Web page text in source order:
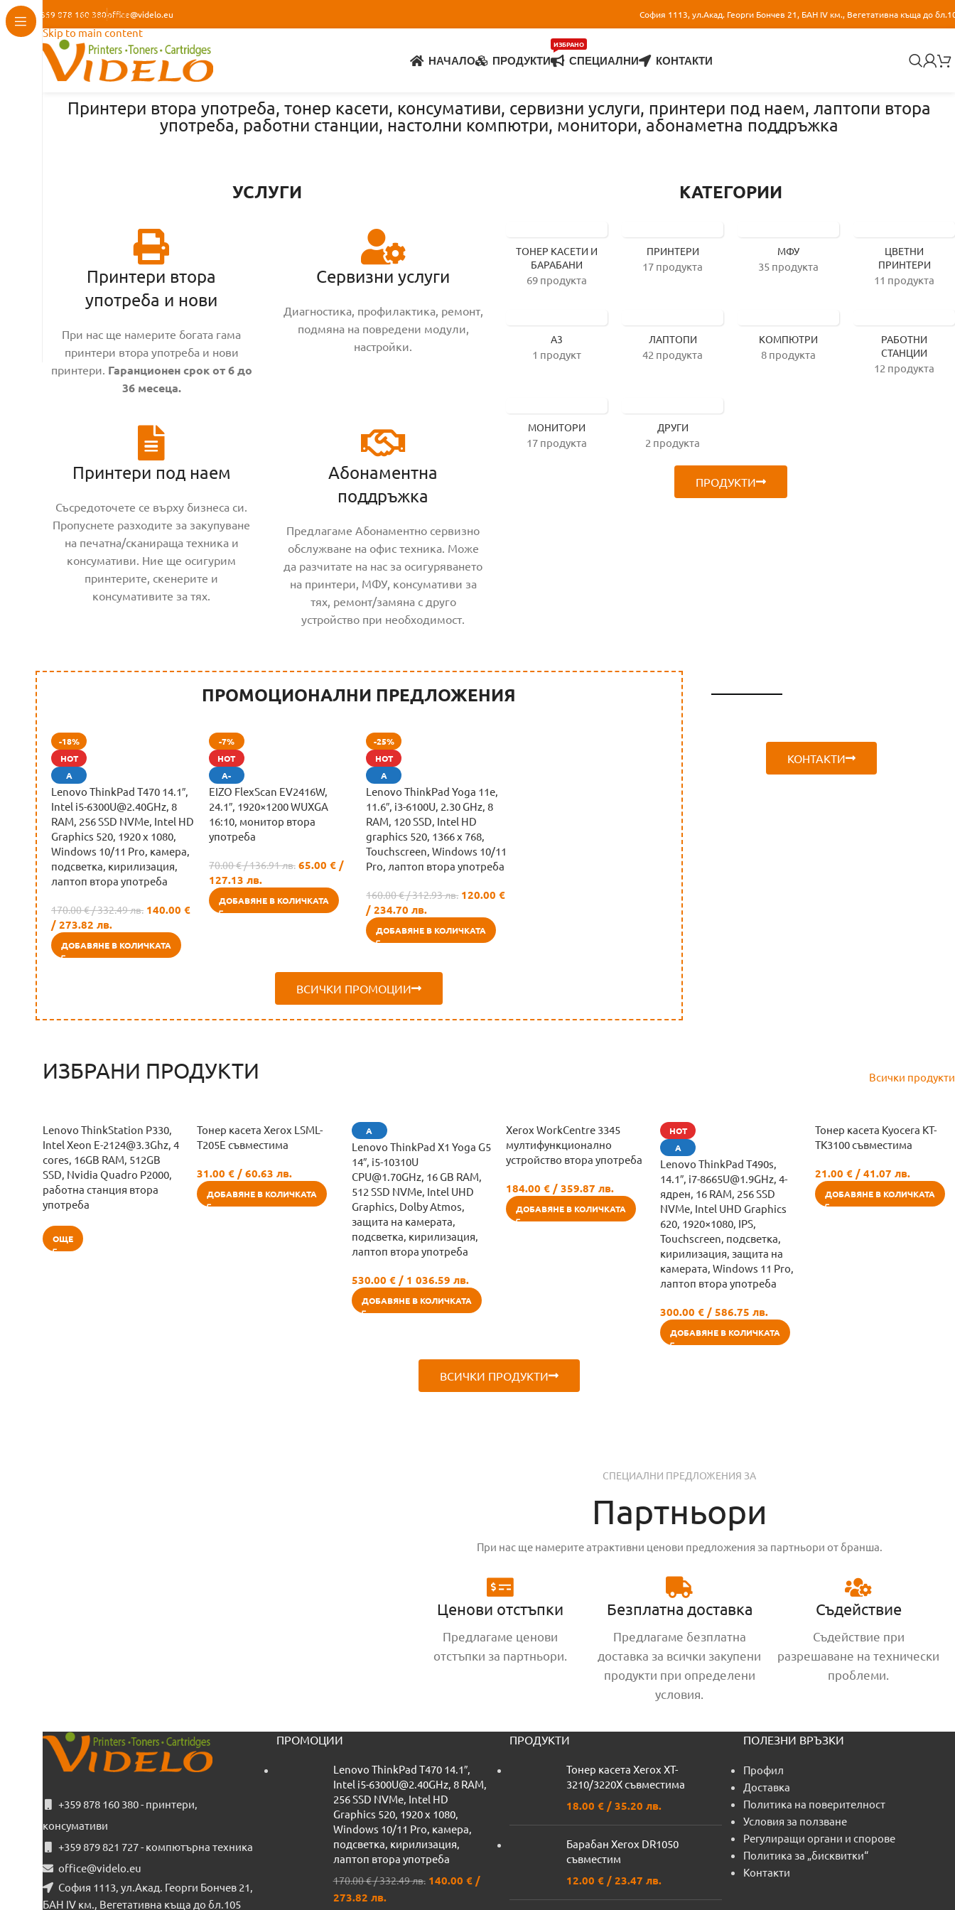
Skip to navigation
Skip to main content
+359 878 160 380office@videlo.eu София 1113, ул.Акад. Георги Бончев 21, БАН IV км., Вегетативна къща до
НАЧАЛО ПРОДУКТИ СПЕЦИАЛНИ
ИЗБРАНО
КОНТАКТИ
Принтери втора употреба, тонер касети, консумативи, сервизни услуги, принтери под наем, лаптопи втора
употреба, работни станции, настолни компютри, монитори, абонаметна поддръжка
УСЛУГИ
Принтери втора
употреба и нови
При нас ще намерите богата гама
принтери втора употреба и нови
принтери. Гаранционен срок от 6 до
36 месеца.
Сервизни услуги
Диагностика, профилактика, ремонт,
подмяна на повредени модули,
настройки.
Принтери под наем
Съсредоточете се върху бизнеса си.
Пропуснете разходите за закупуване
на печатна/сканираща техника и
консумативи. Ние ще осигурим
принтерите, скенерите и
консумативите за тях.
Абонаментна
поддръжка
Предлагаме Абонаментно сервизно
обслужване на офис техника. Може
да разчитате на нас за осигуряването
на принтери, МФУ, консумативи за
тях, ремонт/замяна с друго
устройство при необходимост.
КАТЕГОРИИ
ТОНЕР КАСЕТИ И
БАРАБАНИ
69 продукта
ПРИНТЕРИ
17 продукта
МФУ
35 продукта
ЦВЕТНИ
ПРИНТЕРИ
11 продукта
A3
1 продукт
ЛАПТОПИ
42 продукта
КОМПЮТРИ
8 продукта
РАБОТНИ
СТАНЦИИ
12 продукта
МОНИТОРИ
17 продукта
ДРУГИ
2 продукта
ПРОДУКТИ
ПРОМОЦИОНАЛНИ ПРЕДЛОЖЕНИЯ
-18%
HOT
А
Lenovo ThinkPad T470 14.1″,
Intel i5-6300U@2.40GHz, 8
RAM, 256 SSD NVMe, Intel HD
Graphics 520, 1920 x 1080,
Windows 10/11 Pro, камера,
подсветка, кирилизация,
лаптоп втора употреба
170.00€/ 332.49 лв. 140.00 €
/ 273.82 лв.
ДОБАВЯНЕ В КОЛИЧКАТА
-7%
HOT
А-
EIZO FlexScan EV2416W,
24.1″, 1920×1200 WUXGA
16:10, монитор втора
употреба
70.00€/ 136.91 лв. 65.00 €/
127.13 лв.
ДОБАВЯНЕ В КОЛИЧКАТА
-25%
HOT
А
Lenovo ThinkPad Yoga 11e,
11.6″, i3-6100U, 2.30 GHz, 8
RAM, 120 SSD, Intel HD
graphics 520, 1366 x 768,
Touchscreen, Windows 10/11
Pro, лаптоп втора употреба
160.00€/ 312.93 лв. 120.00€
/ 234.70 лв.
ДОБАВЯНЕ В КОЛИЧКАТА
ВСИЧКИ ПРОМОЦИИ
ПРЕДЛОЖЕНИЕ
КОНТАКТИ
ИЗБРАНИ ПРОДУКТИ Всички продукти
Lenovo ThinkStation P330,
Intel Xeon E-2124@3.3Ghz, 4
cores, 16GB RAM, 512GB
SSD, Nvidia Quadro P2000,
работна станция втора
употреба
ОЩЕ
Тонер касета Xerox LSML-
T205E съвместима
31.00€ / 60.63 лв.
ДОБАВЯНЕ В КОЛИЧКАТА
А
Lenovo ThinkPad X1 Yoga G5
14″, i5-10310U
CPU@1.70GHz, 16 GB RAM,
512 SSD NVMe, Intel UHD
Graphics, Dolby Atmos,
защита на камерата,
подсветка, кирилизация,
лаптоп втора употреба
530.00 €/ 1 036.59 лв.
ДОБАВЯНЕ В КОЛИЧКАТА
Xerox WorkCentre 3345
мултифункционално
устройство втора употреба
184.00 €/ 359.87 лв.
ДОБАВЯНЕ В КОЛИЧКАТА
HOT
А
Lenovo ThinkPad T490s,
14.1″, i7-8665U@1.9GHz, 4-
ядрен, 16 RAM, 256 SSD
NVMe, Intel UHD Graphics
620, 1920×1080, IPS,
Touchscreen, подсветка,
кирилизация, защита на
камерата, Windows 11 Pro,
лаптоп втора употреба
300.00€ / 586.75 лв.
ДОБАВЯНЕ В КОЛИЧКАТА
Тонер касета Kyocera KT-
TK3100 съвместима
21.00 €/ 41.07 лв.
ДОБАВЯНЕ В КОЛИЧКАТА
ВСИЧКИ ПРОДУКТИ
СПЕЦИАЛНИ ПРЕДЛОЖЕНИЯ ЗА
Партньори
При нас ще намерите атрактивни ценови предложения за партньори от бранша.
Ценови отстъпки
Предлагаме ценови
отстъпки за партньори.
Безплатна доставка
Предлагаме безплатна
доставка за всички закупени
продукти при определени
условия.
Съдействие
Съдействие при
разрешаване на технически
проблеми.
+359 878 160 380 - принтери,
консумативи
+359 879 821 727 - компютърна техника
office@videlo.eu
София 1113, ул.Акад. Георги Бончев 21,
БАН IV км., Вегетативна къща до бл.105
ПРОМОЦИИ
Lenovo ThinkPad T470 14.1″,
Intel i5-6300U@2.40GHz, 8 RAM,
256 SSD NVMe, Intel HD
Graphics 520, 1920 x 1080,
Windows 10/11 Pro, камера,
подсветка, кирилизация,
лаптоп втора употреба
170.00€/ 332.49 лв. 140.00 €/
273.82 лв.
ПРОДУКТИ
Тонер касета Xerox XT-
3210/3220X съвместима
18.00 € / 35.20 лв.
Барабан Xerox DR1050
съвместим
12.00 € / 23.47 лв.
ПОЛЕЗНИ ВРЪЗКИ
Профил
Доставка
Политика на поверителност
Условия за ползване
Регулиращи органи и спорове
Политика за „бисквитки“
Контакти